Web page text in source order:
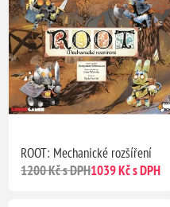
ROOT: Mechanické rozšíření
1200 Kč s DPH1039 Kč s DPH